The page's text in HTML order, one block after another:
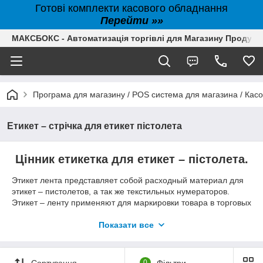
Готові комплекти касового обладнання
Перейти »»
МАКСБОКС - Автоматизація торгівлі для Магазину
Програма для магазину / POS система для магазина /
Етикет – стрічка для етикет пістолета
Цінник етикетка для етикет – пістолета.
Этикет лента представляет собой расходный материал для
этикет – пистолетов, а так же текстильных нумераторов.
Этикет – ленту применяют для маркировки товара в торговых
зависимости от размера, лента позволяет вмещать в себя
гамму (белый,зелёный, лимонный, оранжевый, лимонно-
красный), а также форму (прямоугольная, фигурная,
Показати все